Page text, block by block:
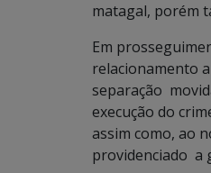
matagal, porém
Em
relacionamento
separação
execução do
assim como, ao
providenciado a